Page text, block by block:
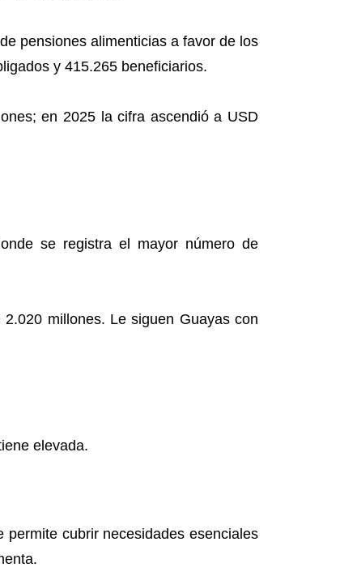
pensiones alimenticias a favor de los
y 415.265 beneficiarios.
en 2025 la cifra ascendió a USD
se registra el mayor número de
millones. Le siguen Guayas con
elevada.
cubrir necesidades esenciales